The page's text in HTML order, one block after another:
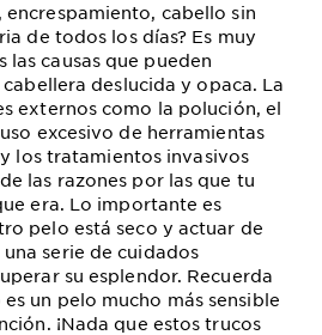
encrespamiento, cabello sin
de todos los días? Es muy
las causas que pueden
deslucida y opaca. La
externos como la polución, el
excesivo de herramientas
los tratamientos invasivos
las razones por las que tu
era. Lo importante es
pelo está seco y actuar de
serie de cuidados
su esplendor. Recuerda
un pelo mucho más sensible
¡Nada que estos trucos